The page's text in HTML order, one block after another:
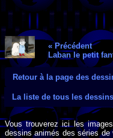
« Précédent
Laban le petit
Retour à la page des
La liste de tous les
Vous trouverez ici les
dessins animés des séries